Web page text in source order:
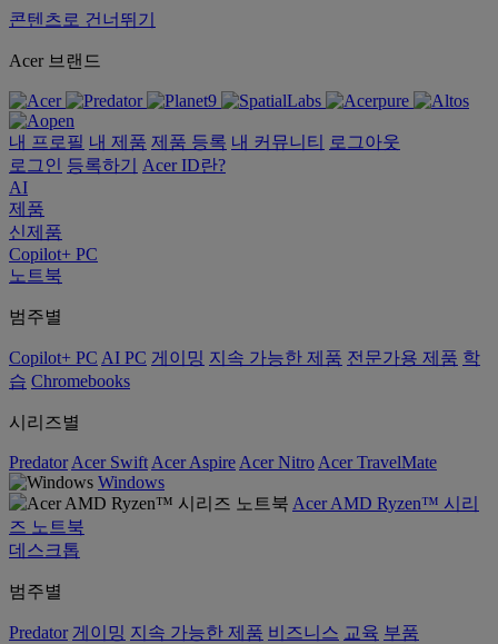
콘텐츠로 건너뛰기
Acer 브랜드
내 프로필 내 제품 제품 등록 내 커뮤니티
로그아웃
로그인
등록하기
Acer ID란?
AI
제품
신제품
Copilot+ PC
노트북
범주별
Copilot+ PC AI PC 게이밍 지속 가능한 제품 전문가용 제품 학
습 Chromebooks
시리즈별
Predator Acer Swift Acer Aspire Acer Nitro Acer TravelMate
Windows
Acer AMD Ryzen™ 시리
즈 노트북
데스크톱
범주별
Predator 게이밍 지속 가능한 제품 비즈니스 교육 부품